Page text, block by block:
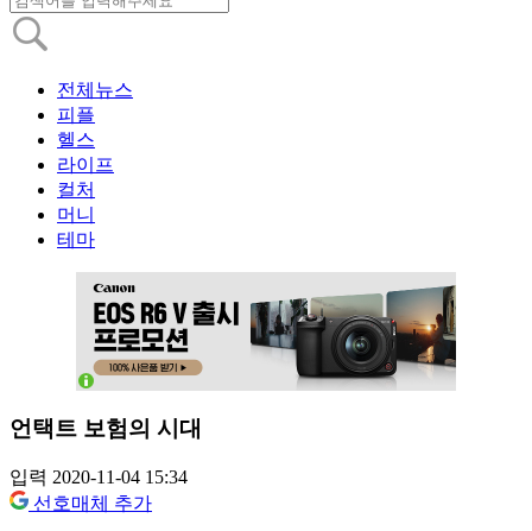
전체뉴스
피플
헬스
라이프
컬처
머니
테마
언택트 보험의 시대
입력 2020-11-04 15:34
선호매체 추가